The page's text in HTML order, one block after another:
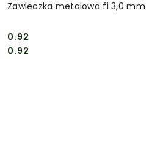
Zawleczka metalowa fi 3,0 mm
Cena:
0.92
Cena:
0.92